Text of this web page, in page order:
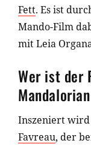
Fett. Es ist
Mando-Film
mit Leia
Wer ist der
Inszeniert wird
Favreau, der